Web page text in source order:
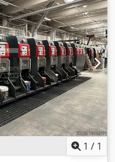
1 / 1